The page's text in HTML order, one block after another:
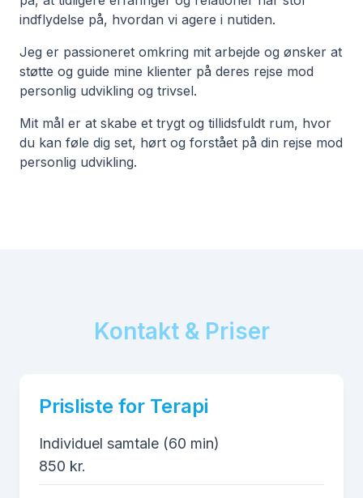
indflydelse på, hvordan vi agere i nutiden.
Jeg er passioneret omkring mit arbejde og ønsker at
støtte og guide mine klienter på deres rejse mod
personlig udvikling og trivsel.
Mit mål er at skabe et trygt og tillidsfuldt rum, hvor
du kan føle dig set, hørt og forstået på din rejse mod
personlig udvikling.
Kontakt & Priser
Prisliste for Terapi
Individuel samtale (60 min)
850 kr.